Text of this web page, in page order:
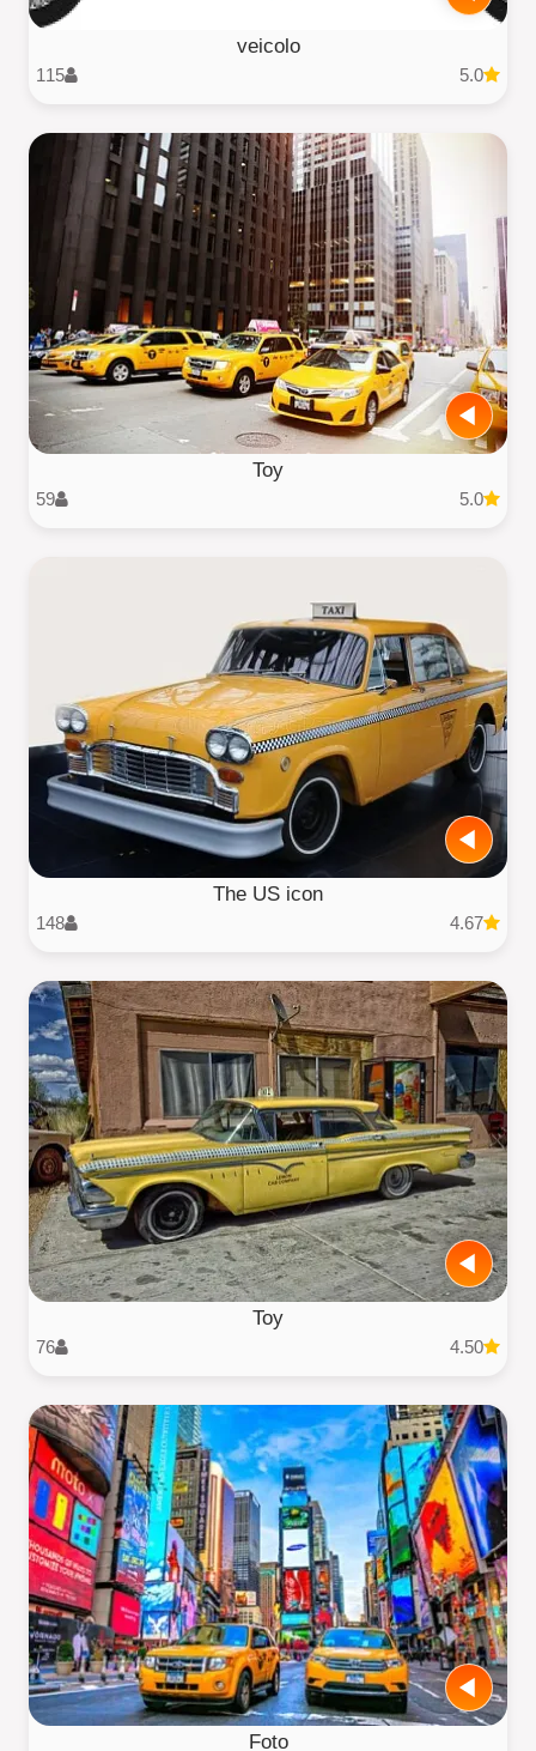
veicolo
5.0
115
Toy
5.0
59
The US icon
4.67
148
Toy
4.50
76
Foto